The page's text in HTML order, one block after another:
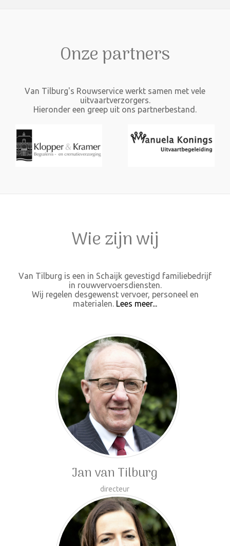
Onze partners
Van Tilburg's Rouwservice werkt samen met vele
uitvaartverzorgers.
Hieronder een greep uit ons partnerbestand.
Wie zijn wij
Van Tilburg is een in Schaijk gevestigd familiebedrijf
in rouwvervoersdiensten.
Wij regelen desgewenst vervoer, personeel en
materialen. Lees meer...
Jan van Tilburg
directeur